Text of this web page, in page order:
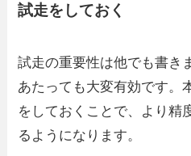
試走をしておく
試走の重要性は他でも書き
あたっても大変有効です。
をしておくことで、より精
るようになります。